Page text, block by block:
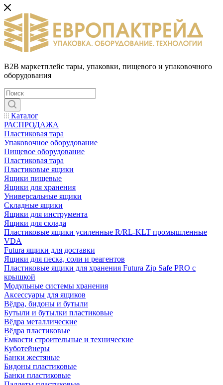
B2B маркетплейс тары, упаковки, пищевого и упаковочного
оборудования
Каталог
РАСПРОДАЖА
Пластиковая тара
Упаковочное оборудование
Пищевое оборудование
Пластиковая тара
Пластиковые ящики
Ящики пищевые
Ящики для хранения
Универсальные ящики
Складные ящики
Ящики для инструмента
Ящики для склада
Пластиковые ящики усиленные R/RL-KLT промышленные
VDA
Futura ящики для доставки
Ящики для песка, соли и реагентов
Пластиковые ящики для хранения Futura Zip Safe PRO с
крышкой
Модульные системы хранения
Аксессуары для ящиков
Вёдра, бидоны и бутыли
Бутыли и бутылки пластиковые
Вёдра металлические
Вёдра пластиковые
Ёмкости строительные и технические
Куботейнеры
Банки жестяные
Бидоны пластиковые
Банки пластиковые